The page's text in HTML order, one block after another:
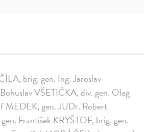
brig. gen. Ing. Jaroslav
VŠETIČKA, div. gen. Oleg
MEDEK, gen. JUDr. Robert
František KRYŠTOF, brig. gen.